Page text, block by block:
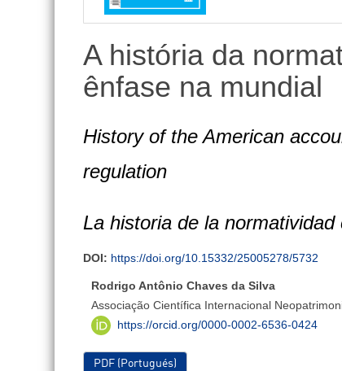
A história da
ênfase na mundial
History of the American
regulation
La historia de la
DOI: https://doi.org/10.15332/25005278/5732
Rodrigo Antônio Chaves da Silva
Associação Científica Internacional
https://orcid.org/0000-0002-6536-0424
PDF (Portugués)